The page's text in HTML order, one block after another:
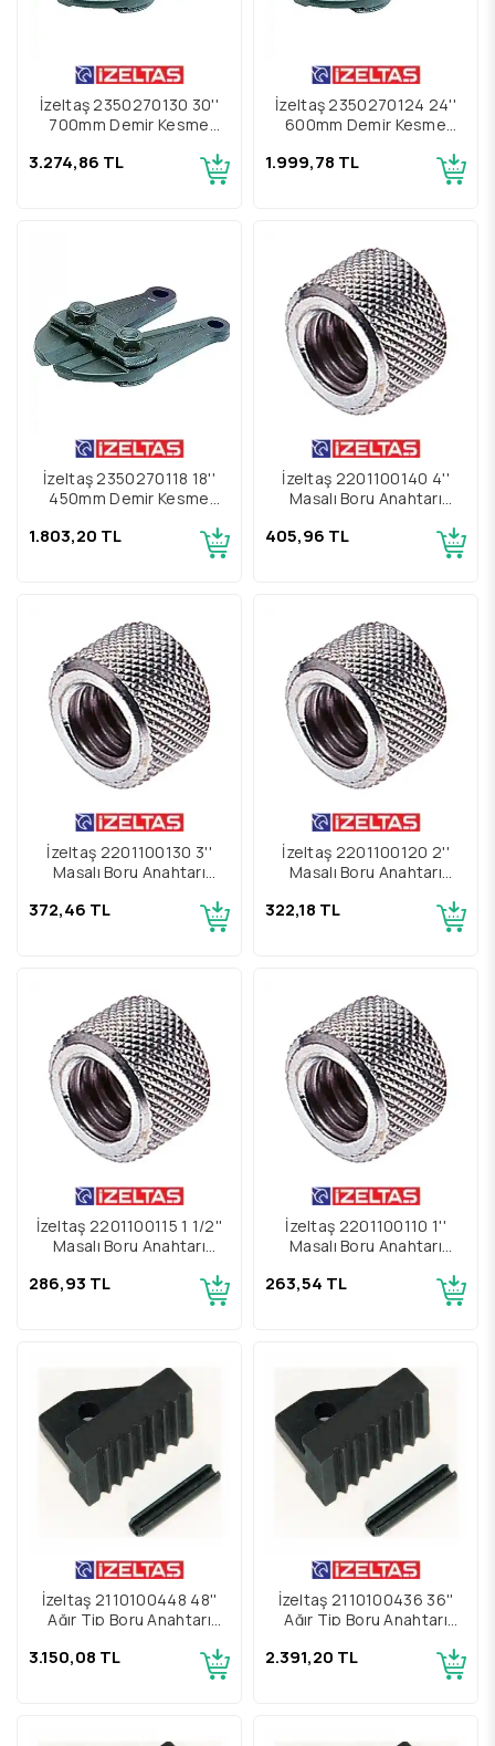
İzeltaş 2350270130 30''
700mm Demir Kesme
3.274,86 TL
İzeltaş 2350270124 24''
600mm Demir Kesme
1.999,78 TL
İzeltaş 2350270118 18''
450mm Demir Kesme
1.803,20 TL
İzeltaş 2201100140 4''
Maşalı Boru Anahtarı
405,96 TL
İzeltaş 2201100130 3''
Maşalı Boru Anahtarı
372,46 TL
İzeltaş 2201100120 2''
Maşalı Boru Anahtarı
322,18 TL
İzeltaş 2201100115 1 1/2''
Maşalı Boru Anahtarı
286,93 TL
İzeltaş 2201100110 1''
Maşalı Boru Anahtarı
263,54 TL
İzeltaş 2110100448 48''
Ağır Tip Boru Anahtarı
Pim
3.150,08 TL
İzeltaş 2110100436 36''
Ağır Tip Boru Anahtarı
Pim
2.391,20 TL